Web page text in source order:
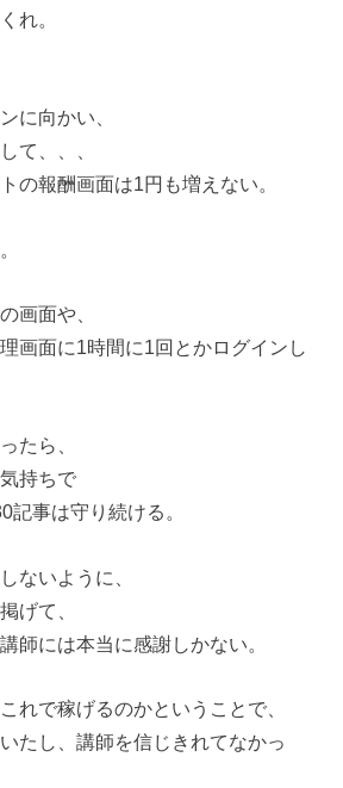
れ。
に向かい、
て、、、
の報酬画面は1円も増えない。
画面や、
画面に1時間に1回とかログインし
たら、
持ちで
記事は守り続ける。
ないように、
げて、
師には本当に感謝しかない。
れで稼げるのかということで、
たし、講師を信じきれてなかっ